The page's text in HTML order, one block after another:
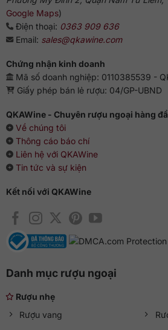
Google Maps)
Điện thoại: 0363 909 636
Email: sales@qkawine.com
Chứng nhận kinh doanh
Mã số doanh nghiệp: 0110385539 -
Giấy phép bán lẻ rượu: 04/GP-UBND
QKAWine - Chuyên rượu ngoại hàng
Về chúng tôi
Thông cáo báo chí
Liên hệ với QKAWine
Tin tức và sự kiện
Kết nối với QKAWine
Danh mục rượu ngoại
Rượu nhẹ
Rượu vang